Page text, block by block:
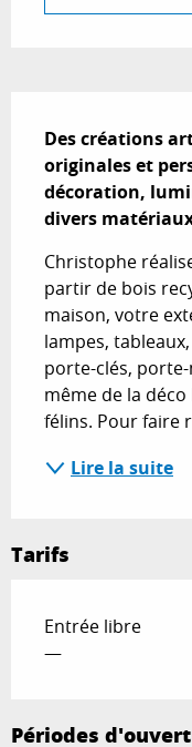
Des créations
originales et
décoration,
divers
Christophe
partir de bois
maison, votre
lampes,
porte-clés,
même de la
félins. Pour faire
Lire la suite
Tarifs
Entrée libre
—
Périodes